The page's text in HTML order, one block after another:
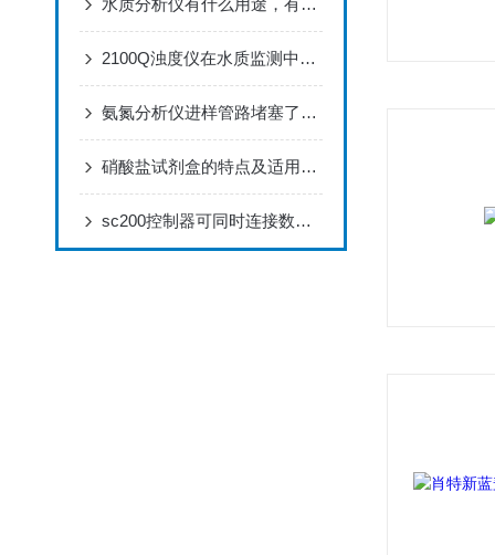
水质分析仪有什么用途，有什么意义？dr1900比色计
2100Q浊度仪在水质监测中的关键角色
氨氮分析仪进样管路堵塞了可以怎么样疏通
硝酸盐试剂盒的特点及适用范围
sc200控制器可同时连接数字和模拟传感器